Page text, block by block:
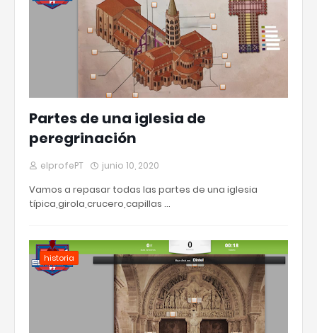
Partes de una iglesia de
peregrinación
elprofePT junio 10, 2020
Vamos a repasar todas las partes de una iglesia
típica,girola,crucero,capillas …
historia